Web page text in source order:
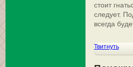
стоит
следует.
всегда
Твитнуть